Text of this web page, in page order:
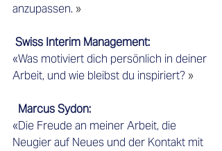
anzupassen. »
Swiss Interim Management:
«Was motiviert dich persönlich in deiner
Arbeit, und wie bleibst du inspiriert? »
Marcus Sydon:
«Die Freude an meiner Arbeit, die
Neugier auf Neues und der Kontakt mit